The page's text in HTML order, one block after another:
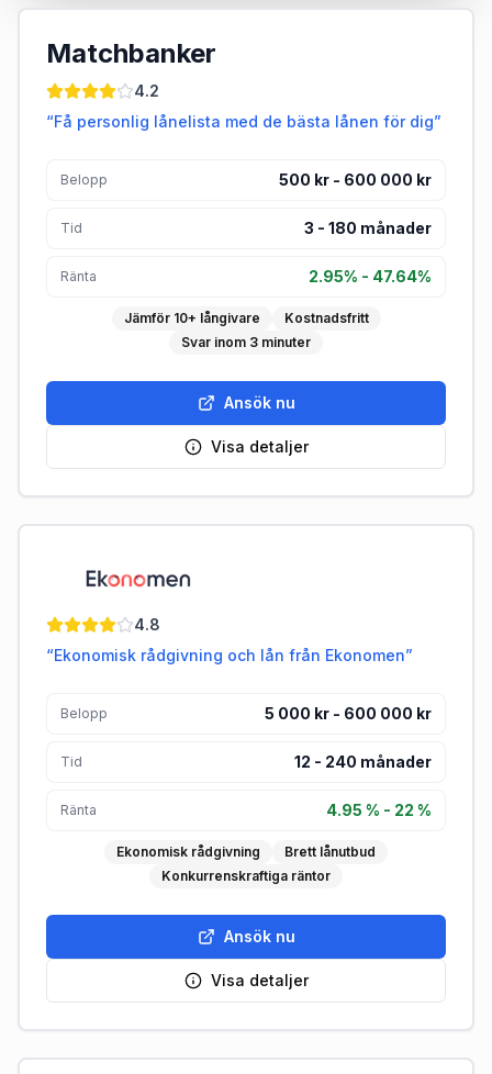
Matchbanker
4.2
“Få personlig lånelista med de bästa lånen för dig”
Belopp 500 kr - 600 000 kr
Tid 3 - 180 månader
Ränta 2.95% - 47.64%
Jämför 10+ långivare
Kostnadsfritt
Svar inom 3 minuter
Ansök nu
Visa detaljer
Ekonomen4.8
“Ekonomisk rådgivning och lån från Ekonomen”
Belopp 5 000 kr - 600 000 kr
Tid 12 - 240 månader
Ränta 4.95 % - 22 %
Ekonomisk rådgivning
Brett lånutbud
Konkurrenskraftiga räntor
Ansök nu
Visa detaljer